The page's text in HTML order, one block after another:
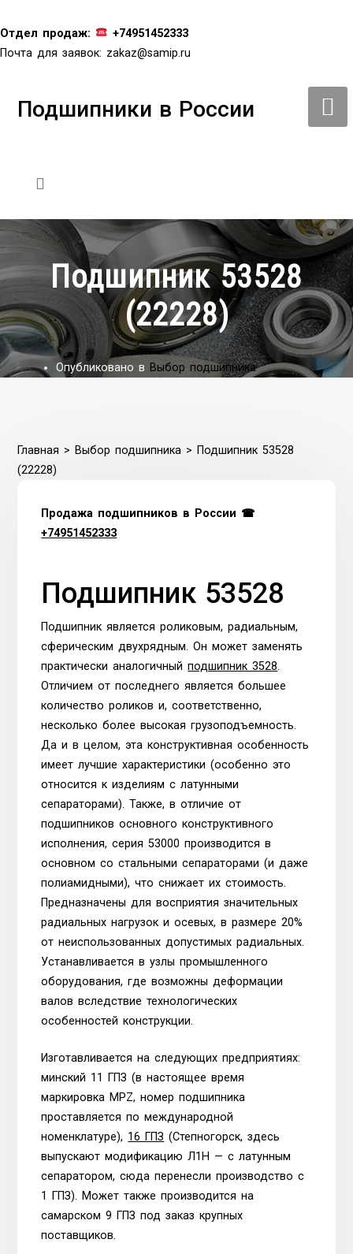
к
содержимому
Отдел продаж:
+74951452333
Почта для заявок: zakaz@samip.ru
Подшипники в России
Подшипник 53528
(22228)
Опубликовано в Выбор подшипника
Главная > Выбор подшипника > Подшипник 53528
(22228)
Продажа подшипников в России ☎
+74951452333
Подшипник 53528
Подшипник является роликовым, радиальным,
сферическим двухрядным. Он может заменять
практически аналогичныйподшипник 3528.
Отличием от последнего является большее
количество роликов и, соответственно,
несколько более высокая грузоподъемность.
Да и в целом, эта конструктивная особенность
имеет лучшие характеристики (особенно это
относится к изделиям с латунными
сепараторами). Также, в отличие от
подшипников основного конструктивного
исполнения, серия 53000 производится в
основном со стальными сепараторами (и даже
полиамидными), что снижает их стоимость.
Предназначены для восприятия значительных
радиальных нагрузок и осевых, в размере 20%
от неиспользованных допустимых радиальных.
Устанавливается в узлы промышленного
оборудования, где возможны деформации
валов вследствие технологических
особенностей конструкции.
Изготавливается на следующих предприятиях:
минский 11 ГПЗ (в настоящее время
маркировка MPZ, номер подшипника
проставляется по международной
номенклатуре), 16 ГПЗ (Степногорск, здесь
выпускают модификацию Л1Н — с латунным
сепаратором, сюда перенесли производство с
1 ГПЗ). Может также производится на
самарском 9 ГПЗ под заказ крупных
поставщиков.